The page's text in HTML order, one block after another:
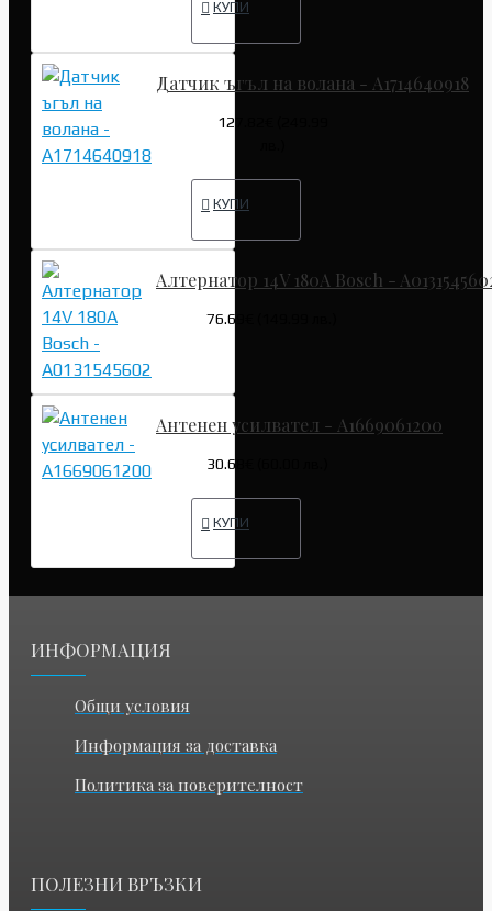
КУПИ
Датчик ъгъл на волана - A1714640918
127.82€ (249.99
КУПИ
Алтернатор 14V 180A Bosch -
76.69€ (149.99 лв.)
Антенен усилвател - A1669061200
30.68€ (60.00 лв.)
КУПИ
ИНФОРМАЦИЯ
Общи условия
Информация за доставка
Политика за поверителност
ПОЛЕЗНИ ВРЪЗКИ